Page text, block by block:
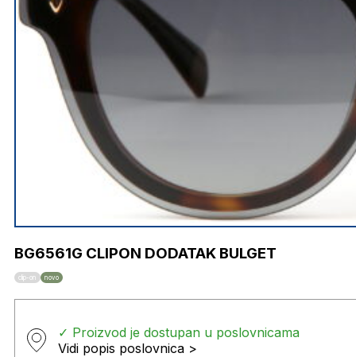
BG6561G CLIPON DODATAK BULGET
clip-on novo
✓ Proizvod je dostupan u poslovnicama
Vidi popis poslovnica >